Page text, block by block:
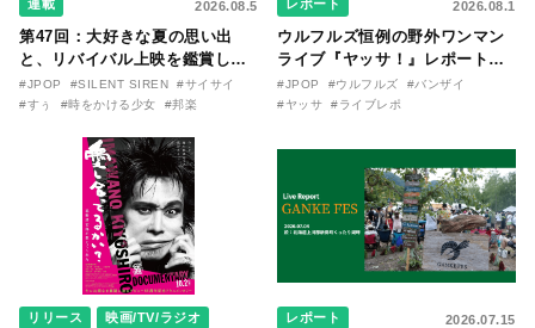
連載 2026.08.5
第47回：大好きな夏の思い出
と、リバイバル上映を鑑賞した
『時をかける少女』のおはなし
〜SILENT SIREN・すぅ『この
〇のはなし〜』
#JPOP #SILENT SIREN
#サイサイ
#すぅ
#時をかける少女 #邦楽
レポート 2026.08.1
ウルフルズ恒例の野外ワンマン
ライブ『ヤッサ！』レポート！
リリースから30年を迎えたアル
バム『バンザイ』完全再現に、
た日。
#JPOP #ウルフルズ
#バンザイ
#ヤッサ
#ライブレポ
リリース
映画/TV/ラジオ
レポート 2026.07.15